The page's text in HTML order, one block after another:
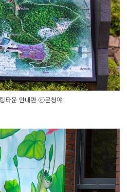
타운 안내판 ⓒ문청야